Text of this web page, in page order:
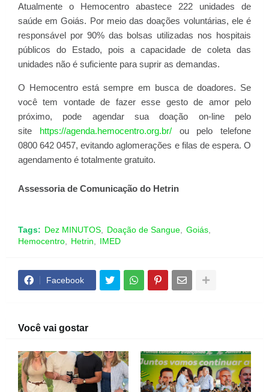
Atualmente o Hemocentro abastece 222 unidades de
saúde em Goiás. Por meio das doações voluntárias, ele é
responsável por 90% das bolsas utilizadas nos hospitais
públicos do Estado, pois a capacidade de coleta das
unidades não é suficiente para suprir as demandas.
O Hemocentro está sempre em busca de doadores. Se
você tem vontade de fazer esse gesto de amor pelo
próximo, pode agendar sua doação on-line pelo
site
https://agenda.hemocentro.org.br/ou pelo telefone
0800 642 0457, evitando aglomerações e filas de espera. O
agendamento é totalmente gratuito.
Assessoria de Comunicação do Hetrin
Tags: Dez MINUTOS Doação de Sangue
Goiás
Hemocentro
Hetrin IMED
Facebook
Você vai gostar